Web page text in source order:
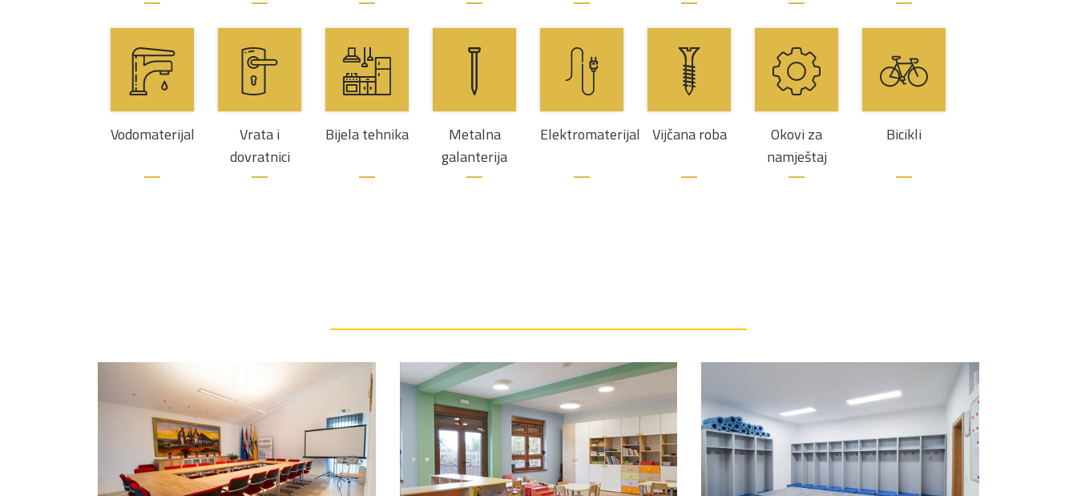
Vodomaterijal
Vrata i
dovratnici
Bijela tehnika
Metalna
galanterija
Elektromaterijal Vijčana roba
Okovi za
namještaj
Bicikli
Općina Babina Greda Vrtić Andrijaševci NK Frankopan